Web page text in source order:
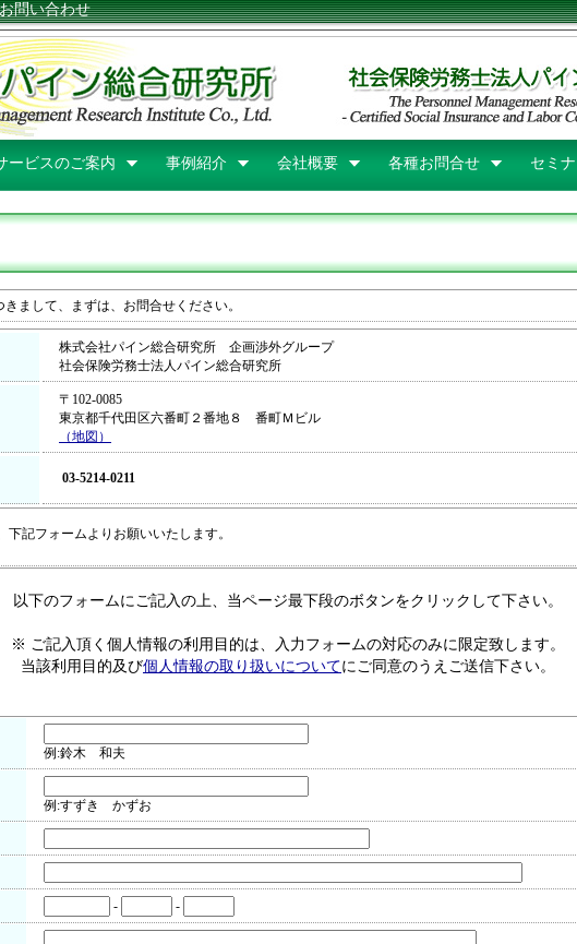
問い合わせ
ービスのご案内 事例紹介 会社概要 各種お問合せ セミ
まして、まずは、お問合せください。
株式会社パイン総合研究所 企画渉外グループ
社会保険労務士法人パイン総合研究所
〒102-0085
東京都千代田区六番町２番地８ 番町Ｍビル
（地図）
03-5214-0211
記フォームよりお願いいたします。
以下のフォームにご記入の上、当ページ最下段のボタンをクリックして下さい。
※ ご記入頂く個人情報の利用目的は、入力フォームの対応のみに限定致します。
当該利用目的及び個人情報の取り扱いについてにご同意のうえご送信下さい。
例:鈴木 和夫
例:すずき かずお
- -